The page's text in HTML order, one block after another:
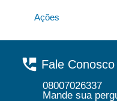
Ações
Fale Conosco
08007026337
Mande sua